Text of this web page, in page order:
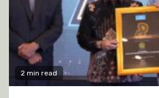
2 min read